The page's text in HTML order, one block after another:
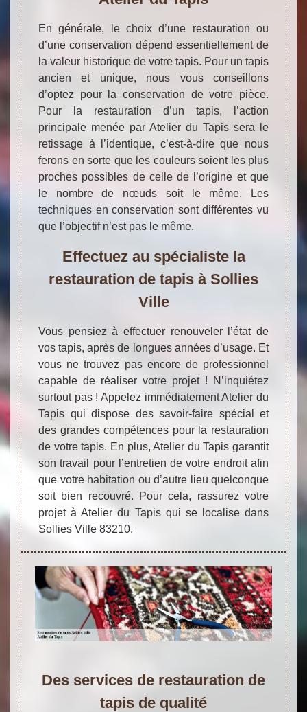
En générale, le choix d’une restauration ou
d’une conservation dépend essentiellement de
la valeur historique de votre tapis. Pour un tapis
ancien et unique, nous vous conseillons
d’optez pour la conservation de votre pièce.
Pour la restauration d’un tapis, l’action
principale menée par Atelier du Tapis sera le
retissage à l’identique, c’est-à-dire que nous
ferons en sorte que les couleurs soient les plus
proches possibles de celle de l’origine et que
le nombre de nœuds soit le même. Les
techniques en conservation sont différentes vu
que l’objectif n’est pas le même.
Effectuez au spécialiste la
restauration de tapis à Sollies
Ville
Vous pensiez à effectuer renouveler l’état de
vos tapis, après de longues années d’usage. Et
vous ne trouvez pas encore de professionnel
capable de réaliser votre projet ! N’inquiétez
surtout pas ! Appelez immédiatement Atelier du
Tapis qui dispose des savoir-faire spécial et
des grandes compétences pour la restauration
de votre tapis. En plus, Atelier du Tapis garantit
son travail pour l’entretien de votre endroit afin
que votre habitation ou d’autre lieu quelconque
soit bien recouvré. Pour cela, rassurez votre
projet à Atelier du Tapis qui se localise dans
Sollies Ville 83210.
Des services de restauration de
tapis de qualité